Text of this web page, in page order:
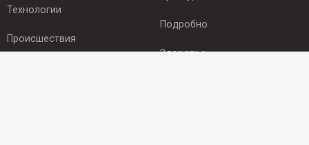
Технологии
Происшествия
Подробно
Здоровье